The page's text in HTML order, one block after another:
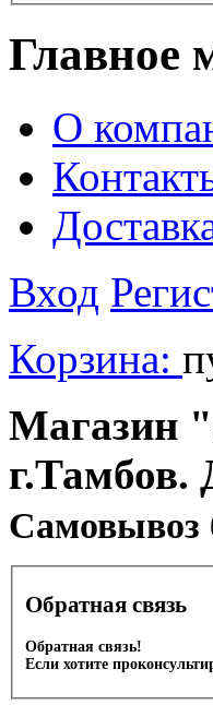
Главное
О
Вход
Корзина:
Магазин
г.Тамбов.
Cамовывоз
Обратная связь
Обратная связь!
Если хотите